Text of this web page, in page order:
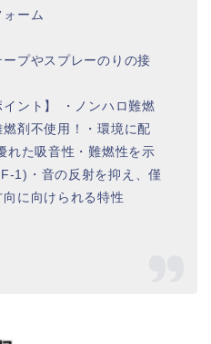
ォーム
プやスプレーのりの接
イント】 ・ノンハロ難燃
剤不使用！・環境に配
れた吸音性・難燃性を示
1)・音の反射を抑え、僅
に向けられる特性